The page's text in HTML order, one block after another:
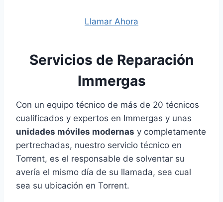
Llamar Ahora
Servicios de Reparación
Immergas
Con un equipo técnico de más de 20 técnicos
cualificados y expertos en Immergas y unas
unidades móviles modernas y completamente
pertrechadas, nuestro servicio técnico en
Torrent, es el responsable de solventar su
avería el mismo día de su llamada, sea cual
sea su ubicación en Torrent.